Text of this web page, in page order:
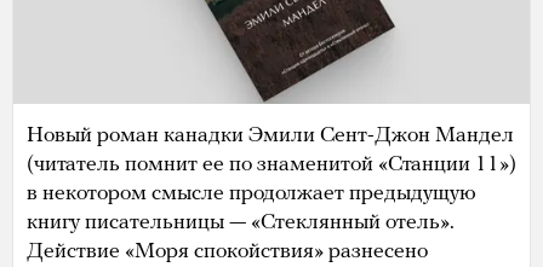
Новый роман канадки Эмили Сент-Джон Мандел
(читатель помнит ее по знаменитой «Станции 11»)
в некотором смысле продолжает предыдущую
книгу писательницы — «Стеклянный отель».
Действие «Моря спокойствия» разнесено